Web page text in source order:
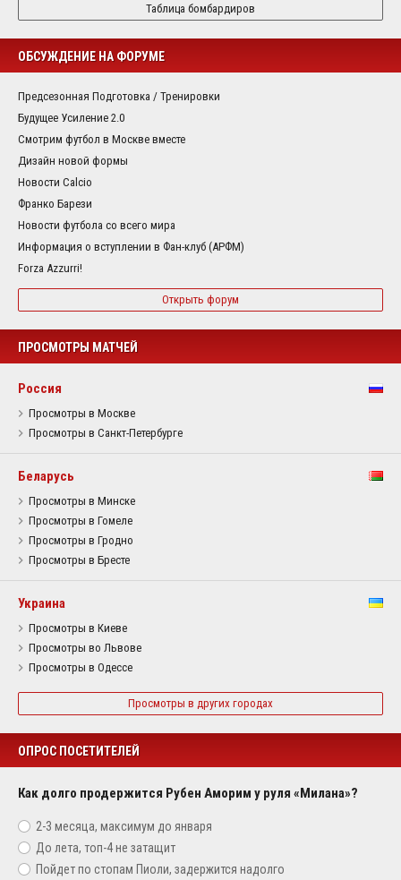
Таблица бомбардиров
ОБСУЖДЕНИЕ НА ФОРУМЕ
Предсезонная Подготовка / Тренировки
Будущее Усиление 2.0
Смотрим футбол в Москве вместе
Дизайн новой формы
Новости Calcio
Франко Барези
Новости футбола со всего мира
Информация о вступлении в Фан-клуб (АРФМ)
Forza Azzurri!
Открыть форум
ПРОСМОТРЫ МАТЧЕЙ
Россия
Просмотры в Москве
Просмотры в Санкт-Петербурге
Беларусь
Просмотры в Минске
Просмотры в Гомеле
Просмотры в Гродно
Просмотры в Бресте
Украина
Просмотры в Киеве
Просмотры во Львове
Просмотры в Одессе
Просмотры в других городах
ОПРОС ПОСЕТИТЕЛЕЙ
Как долго продержится Рубен Аморим у руля «Милана»?
2-3 месяца, максимум до января
До лета, топ-4 не затащит
Пойдет по стопам Пиоли, задержится надолго